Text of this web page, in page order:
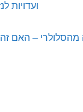
ועדויות לנזקים
– האם זה באמת